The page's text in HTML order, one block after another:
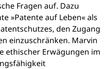
Fragen auf. Dazu
»Patente auf Leben« als
den Zugang
einzuschränken. Marvin
ethischer Erwägungen im